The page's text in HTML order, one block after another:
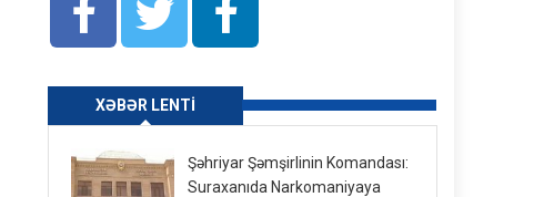
XƏBƏR LENTI
Şəhriyar Şəmşirlinin Komandası:
Suraxanıda Narkomaniyaya